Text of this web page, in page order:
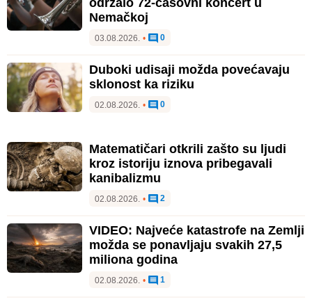
Nemačkoj
03.08.2026. • 0
Duboki udisaji možda povećavaju
sklonost ka riziku
02.08.2026. • 0
Matematičari otkrili zašto su ljudi
kroz istoriju iznova pribegavali
kanibalizmu
02.08.2026. • 2
VIDEO: Najveće katastrofe na Zemlji
možda se ponavljaju svakih 27,5
miliona godina
02.08.2026. • 1